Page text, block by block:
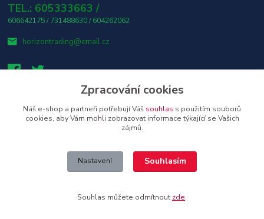
TEL.: 605333663 /
606642175 / 731488630 / 604262062
horizontrading@email.cz
👤 Osobní odběr s platbou v hotovosti ZDARMA! 🎶
elektroniky a příslušenství
Zpracování cookies
Náš e-shop a partneři potřebují Váš souhlas s použitím souborů
cookies, aby Vám mohli zobrazovat informace týkající se Vašich
zájmů.
Nastavení Souhlasím
Souhlas můžete odmítnout zde.